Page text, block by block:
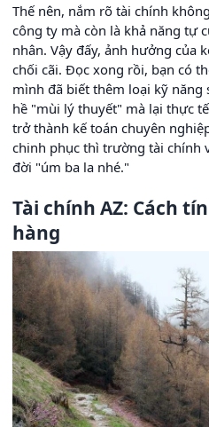
Thế nên, nắm rõ tài chính
công ty mà còn là khả năng tự
nhân. Vậy đấy, ảnh hưởng của
chối cãi. Đọc xong rồi, bạn có
mình đã biết thêm loại kỹ năng
hề "mùi lý thuyết" mà lại thực
trở thành kế toán chuyên
chinh phục thì trường tài chính
đời "úm ba la nhé."
Tài chính AZ: Cách
hàng